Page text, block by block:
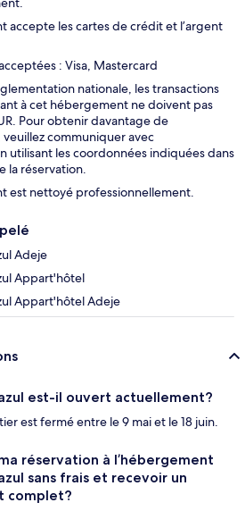
accepte les cartes de crédit et l’argent
: Visa, Mastercard
nationale, les transactions
à cet hébergement ne doivent pas
Pour obtenir davantage de
communiquer avec
utilisant les coordonnées indiquées dans
la réservation.
est nettoyé professionnellement.
Adeje
Appart'hôtel
Appart'hôtel Adeje
est-il ouvert actuellement?
est fermé entre le 9 mai et le 18 juin.
réservation à l’hébergement
sans frais et recevoir un
complet?